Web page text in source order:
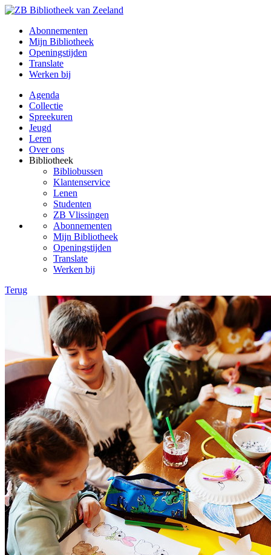
Abonnementen
Mijn Bibliotheek
Openingstijden
Translate
Werken bij
Agenda
Collectie
Spreekuren
Jeugd
Leren
Over ons
Bibliotheek
Bibliobussen
Klantenservice
Lenen
Studenten
ZB Vlissingen
Abonnementen
Mijn Bibliotheek
Openingstijden
Translate
Werken bij
Terug